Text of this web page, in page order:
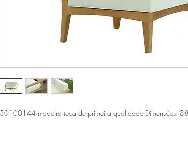
30100144 madeira teca de primeira qualidade Dimensões: